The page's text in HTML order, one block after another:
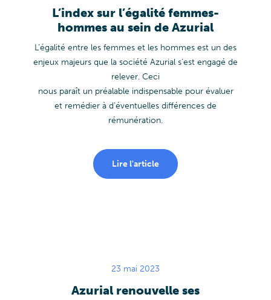
L’index sur l’égalité femmes-
hommes au sein de Azurial
L’égalité entre les femmes et les hommes est un des
enjeux majeurs que la société Azurial s’est engagé de
relever. Ceci
nous paraît un préalable indispensable pour évaluer
et remédier à d’éventuelles différences de
rémunération.
Lire l'article
23 mai 2023
Azurial renouvelle ses